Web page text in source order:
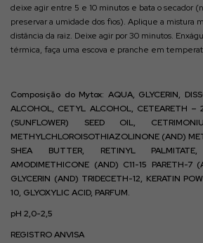
deixe agir entre 5 e 10 minutos e bata o secador
preservar a umidade dos fios). Aplique a mistura
distância da raiz. Deixe agir por 30 minutos.
térmica, faça uma escova e pranche em
Composição do Mytox: AQUA, GLYCERIN,
ALCOHOL, CETYL ALCOHOL, CETEARETH –
(SUNFLOWER) SEED OIL,
METHYLCHLOROISOTHIAZOLINONE (AND)
SHEA BUTTER, RETINYL
AMODIMETHICONE (AND) C11-15 PARETH-7
GLYCERIN (AND) TRIDECETH-12, KERATIN
10, GLYOXYLIC ACID, PARFUM.
pH 2,0-2,5
REGISTRO ANVISA